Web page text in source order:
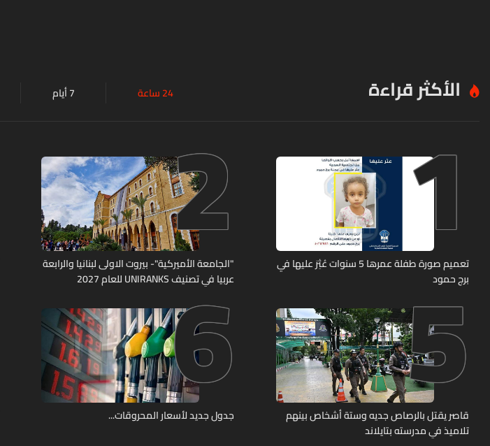
الأكثر قراءة 24 ساعة 7 أيام 1
تعميم صورة طفلة عمرها 5 سنوات عُثِرَ عليها في
برج حمود
2
"الجامعة الأميركية"- بيروت الاولى لبنانيا والرابعة
عربيا في تصنيف UNIRANKS للعام 2027
5
قاصر يقتل بالرصاص جديه وستة أشخاص بينهم
تلاميذ في مدرسته بتايلاند
6
جدول جديد لأسعار المحروقات...